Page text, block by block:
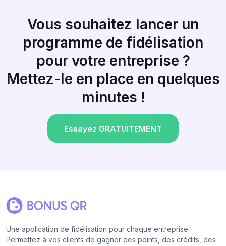
Vous souhaitez lancer un
programme de fidélisation
pour votre entreprise ?
Mettez-le en place en quelques
minutes !
Essayez GRATUITEMENT
Une application de fidélisation pour chaque entreprise !
Permettez à vos clients de gagner des points, des crédits, des